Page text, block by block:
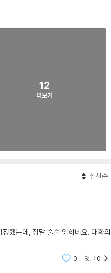
12
더보기
추천순
했는데, 정말 술술 읽히네요. 대화의
0 댓글0